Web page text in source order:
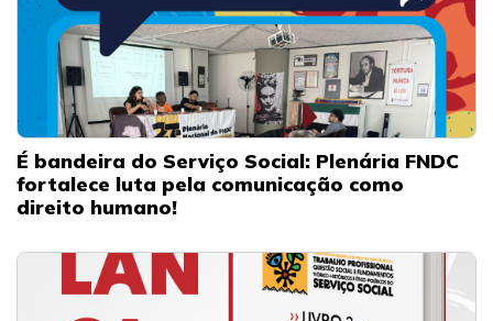
É bandeira do Serviço Social: Plenária FNDC
fortalece luta pela comunicação como
direito humano!